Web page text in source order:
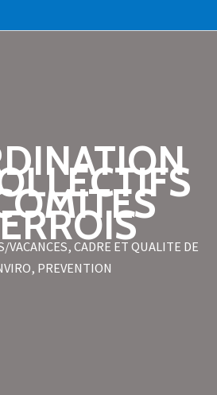
VACANCES, CADRE ET QUALITE DE
, PREVENTION